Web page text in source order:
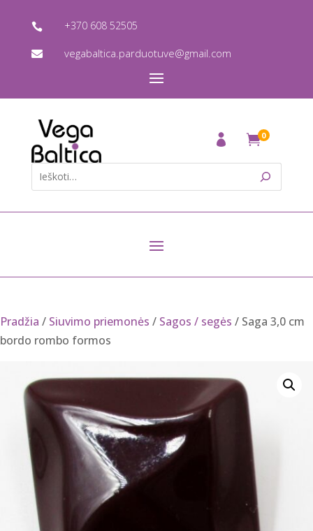
 +370 608 52505
 vegabaltica.parduotuve@gmail.com
0
Pradžia / Siuvimo priemonės / Sagos / segės / Saga 3,0 cm
bordo rombo formos